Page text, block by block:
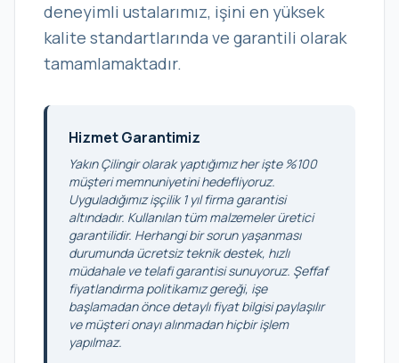
deneyimli ustalarımız, işini en yüksek
kalite standartlarında ve garantili olarak
tamamlamaktadır.
Hizmet Garantimiz
Yakın Çilingir olarak yaptığımız her işte %100
müşteri memnuniyetini hedefliyoruz.
Uyguladığımız işçilik 1 yıl firma garantisi
altındadır. Kullanılan tüm malzemeler üretici
garantilidir. Herhangi bir sorun yaşanması
durumunda ücretsiz teknik destek, hızlı
müdahale ve telafi garantisi sunuyoruz. Şeffaf
fiyatlandırma politikamız gereği, işe
başlamadan önce detaylı fiyat bilgisi paylaşılır
ve müşteri onayı alınmadan hiçbir işlem
yapılmaz.